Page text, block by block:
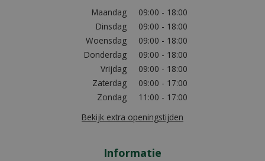
Maandag
09:00 - 18:00
Dinsdag
09:00 - 18:00
Woensdag
09:00 - 18:00
Donderdag
09:00 - 18:00
Vrijdag
09:00 - 18:00
Zaterdag
09:00 - 17:00
Zondag
11:00 - 17:00
Bekijk extra openingstijden
Informatie